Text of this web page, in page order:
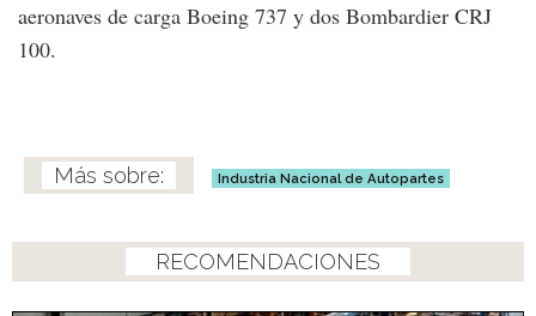
aeronaves de carga Boeing 737 y dos Bombardier CRJ
100.
Industria Nacional de Autopartes
RECOMENDACIONES